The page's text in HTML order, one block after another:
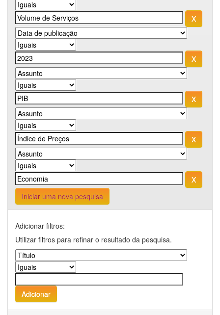
Iniciar uma nova pesquisa
Adicionar filtros:
Utilizar filtros para refinar o resultado da pesquisa.